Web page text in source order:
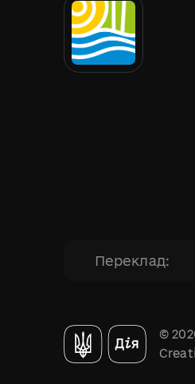
Переклад:
©